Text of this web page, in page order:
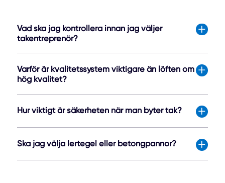
Vad ska jag kontrollera innan jag väljer
takentreprenör?
Varför är kvalitetssystem viktigare än löften om
hög kvalitet?
Hur viktigt är säkerheten när man byter tak?
Ska jag välja lertegel eller betongpannor?